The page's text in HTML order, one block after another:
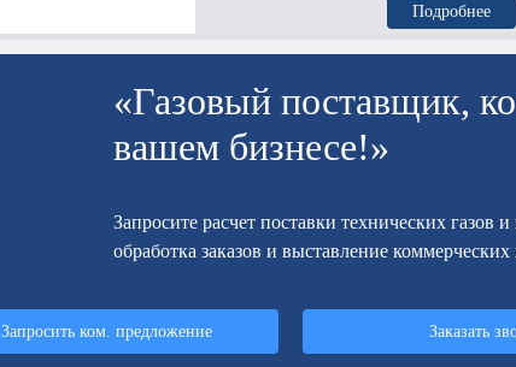
Подробнее
«Газовый поставщик,
вашем бизнесе!»
Запросите расчет поставки технических газов
обработка заказов и выставление
Запросить ком. предложение Заказать